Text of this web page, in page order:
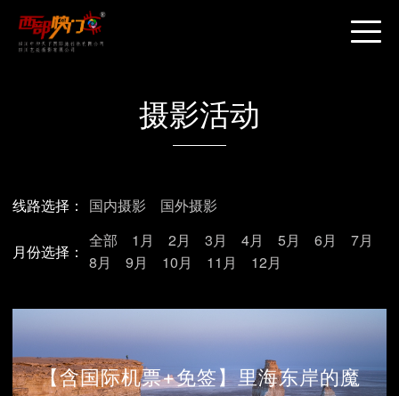
摄影活动
线路选择： 国内摄影 国外摄影
月份选择：
全部 1月 2月 3月 4月 5月 6月
7月
8月
9月 10月 11月 12月
【含国际机票+免签】里海东岸的魔